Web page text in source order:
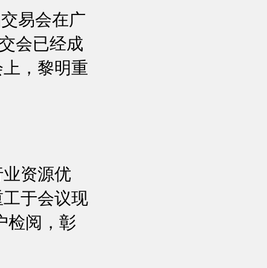
易会在广
会已经成
，黎明重
资源优
于会议现
检阅，彰